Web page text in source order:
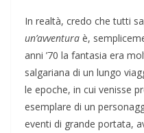
In realtà, credo che tutti
un’avventura è,
anni ’70 la fantasia era
salgariana di un lungo
le epoche, in cui venisse
esemplare di un
eventi di grande portata,